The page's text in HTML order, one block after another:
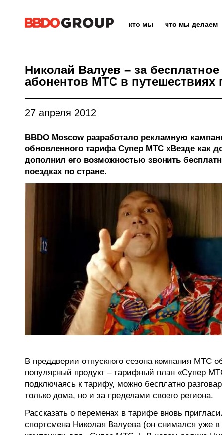
кто мы что мы делаем
Николай Валуев – за
абонентов МТС в путешествиях
27 апреля 2012
BBDO Moscow разработало рекламную
обновленного тарифа Супер МТС «Везде как
дополнил его возможностью звонить
поездках по стране.
В преддверии отпускного сезона компания МТС
популярный продукт – тарифный план «Супер
подключаясь к тарифу, можно бесплатно
только дома, но и за пределами своего региона.
Рассказать о переменах в тарифе вновь
спортсмена Николая Валуева (он снимался уже